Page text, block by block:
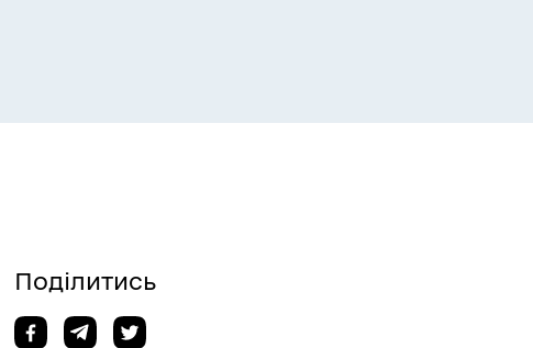
Поділитись